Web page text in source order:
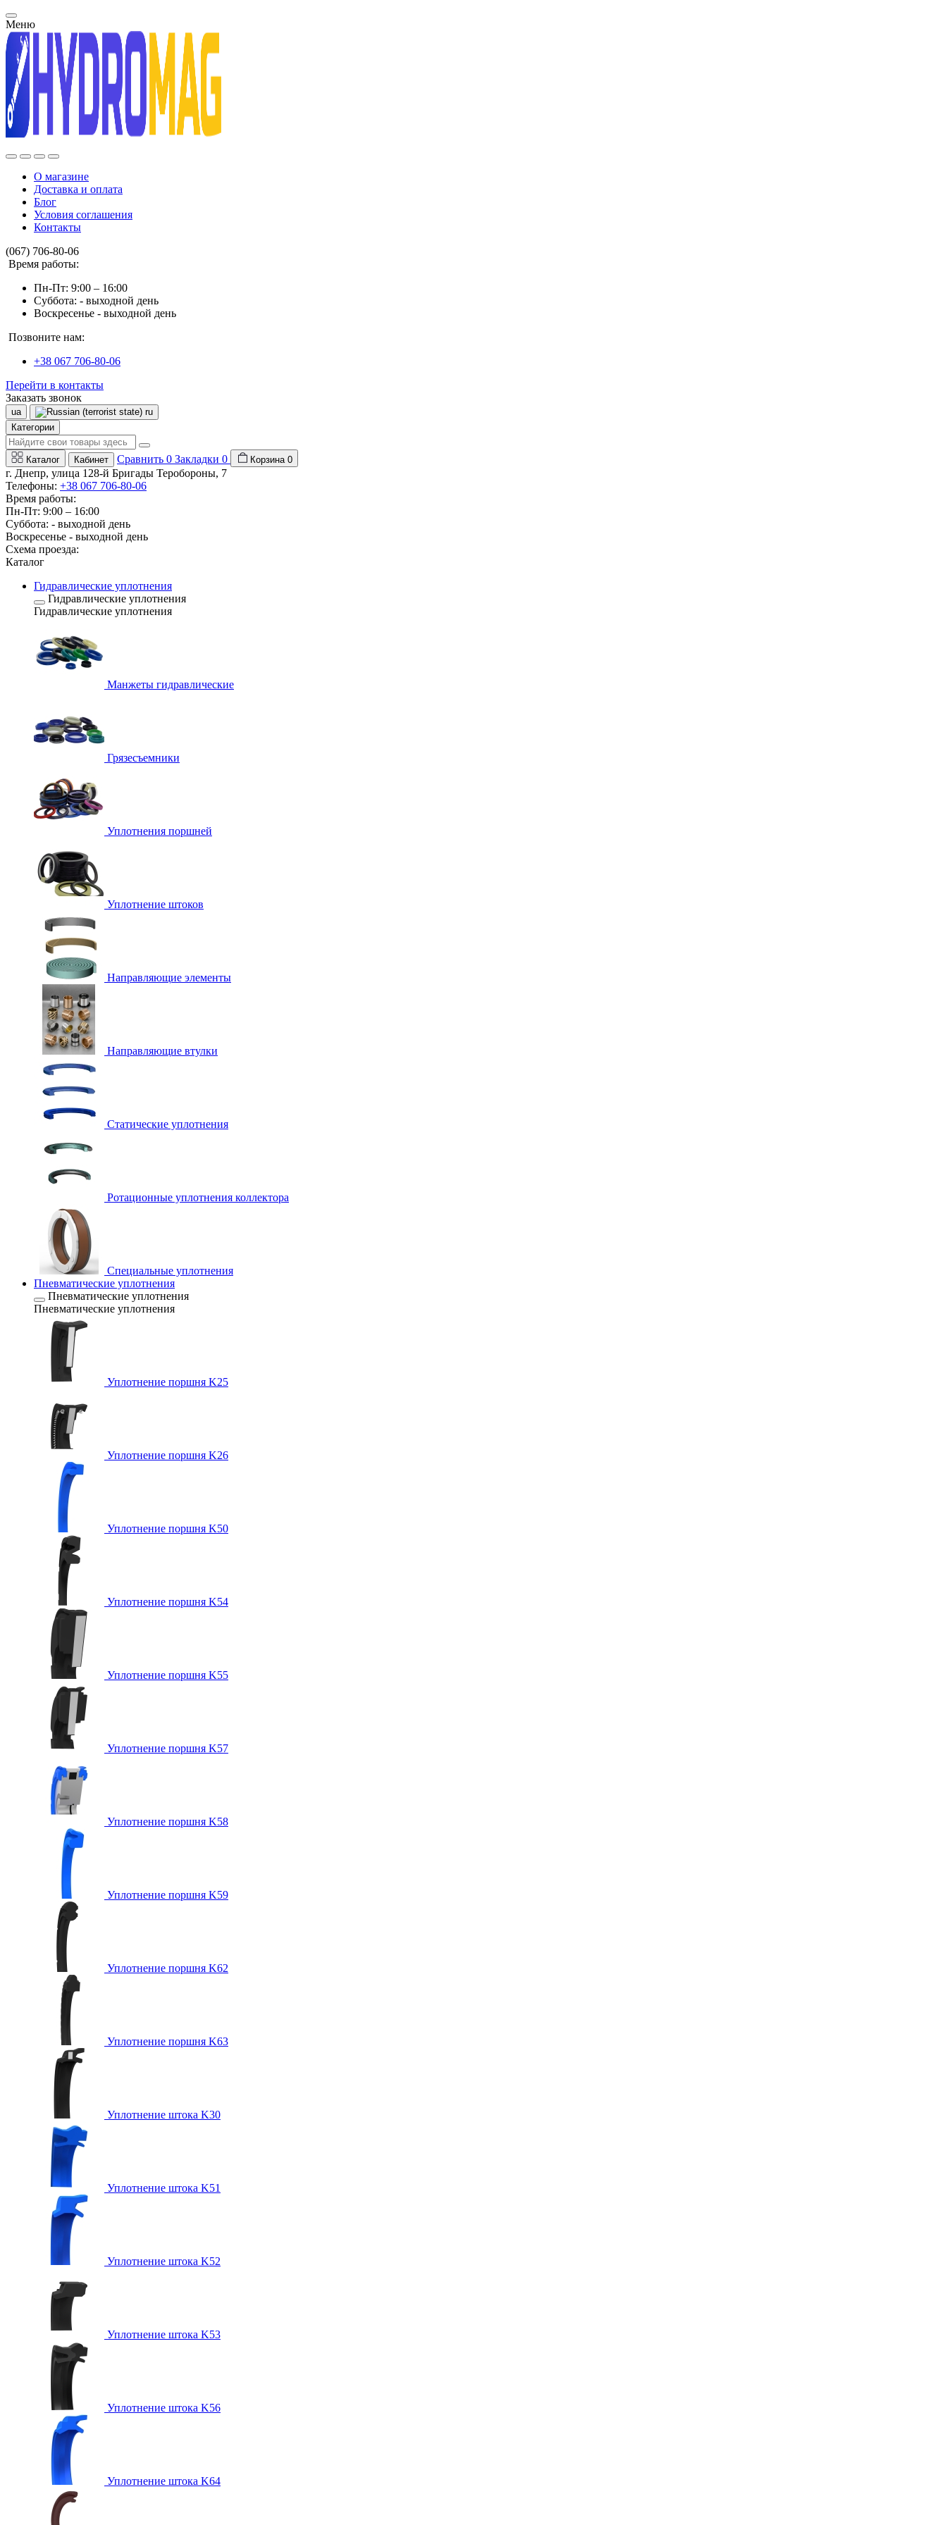
Меню
О магазине
Доставка и оплата
Блог
Условия соглашения
Контакты
(067) 706-80-06
Время работы:
Пн-Пт: 9:00 – 16:00
Суббота: - выходной день
Воскресенье - выходной день
Позвоните нам:
+38 067 706-80-06
Перейти в контакты
Заказать звонок
ua
ru
Категории
Каталог Кабинет Сравнить 0 Закладки 0 Корзина 0
г. Днепр, улица 128-й Бригады Теробороны, 7
Телефоны: +38 067 706-80-06
Время работы:
Пн-Пт: 9:00 – 16:00
Суббота: - выходной день
Воскресенье - выходной день
Схема проезда:
Каталог
Гидравлические уплотнения
Гидравлические уплотнения
Гидравлические уплотнения
Манжеты гидравлические
Грязесъемники
Уплотнения поршней
Уплотнение штоков
Направляющие элементы
Направляющие втулки
Статические уплотнения
Ротационные уплотнения коллектора
Специальные уплотнения
Пневматические уплотнения
Пневматические уплотнения
Пневматические уплотнения
Уплотнение поршня K25
Уплотнение поршня K26
Уплотнение поршня K50
Уплотнение поршня K54
Уплотнение поршня K55
Уплотнение поршня K57
Уплотнение поршня K58
Уплотнение поршня K59
Уплотнение поршня K62
Уплотнение поршня K63
Уплотнение штока K30
Уплотнение штока K51
Уплотнение штока K52
Уплотнение штока K53
Уплотнение штока K56
Уплотнение штока K64